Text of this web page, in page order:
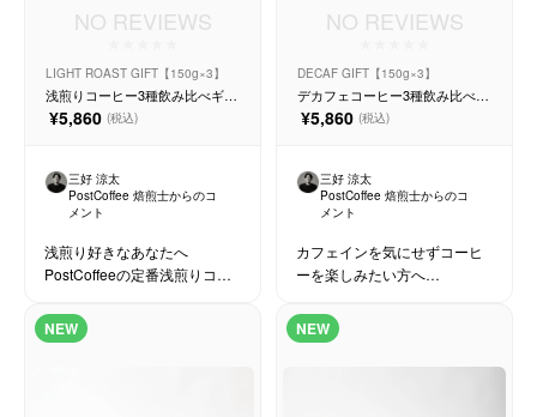
NO REVIEWS
LIGHT ROAST GIFT【150g×3】
浅煎りコーヒー3種飲み比べギフ
トセット【150g×3種】
¥5,860 (税込)
三好 涼太
PostCoffee 焙煎士からのコ
メント
浅煎り好きなあなたへ
PostCoffeeの定番浅煎りコー
ぷり愉しめる150g×3種ギフト
セット
NO REVIEWS
DECAF GIFT【150g×3】
デカフェコーヒー3種飲み比べギ
フトセット【150g×3種】
¥5,860 (税込)
三好 涼太
PostCoffee 焙煎士からのコ
メント
カフェインを気にせずコーヒ
ーを楽しみたい方へ
ーをたっぷり飲み比べしなが
ら愉しめる150g×3種ギフトセ
NEW NEW